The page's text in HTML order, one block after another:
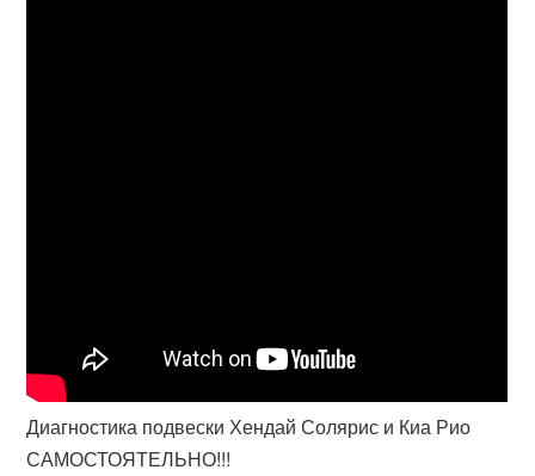
Диагностика подвески Хендай Солярис и Киа Рио
САМОСТОЯТЕЛЬНО!!!